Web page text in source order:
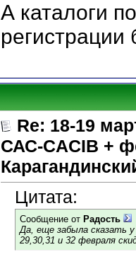
А каталоги
регистрации
Re: 18-19
САС-CACIB +
Цитата:
Сообщение от Радость
Да, еще забыла сказать
29,30,31 и 32 февраля